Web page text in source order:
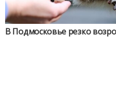
В Подмосковье резко